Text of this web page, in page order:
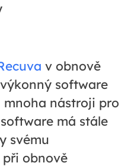
v obnově
software
nástroji pro
má stále
svému
obnově